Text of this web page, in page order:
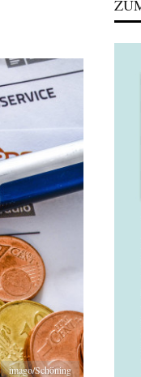
imago/Schöning